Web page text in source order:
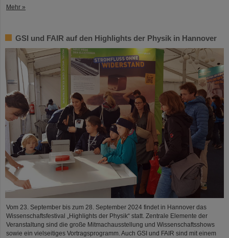
Mehr »
GSI und FAIR auf den Highlights der Physik in Hannover
Vom 23. September bis zum 28. September 2024 findet in Hannover das
Wissenschaftsfestival „Highlights der Physik“ statt. Zentrale Elemente der
Veranstaltung sind die große Mitmachausstellung und Wissenschaftsshows
sowie ein vielseitiges Vortragsprogramm. Auch GSI und FAIR sind mit einem